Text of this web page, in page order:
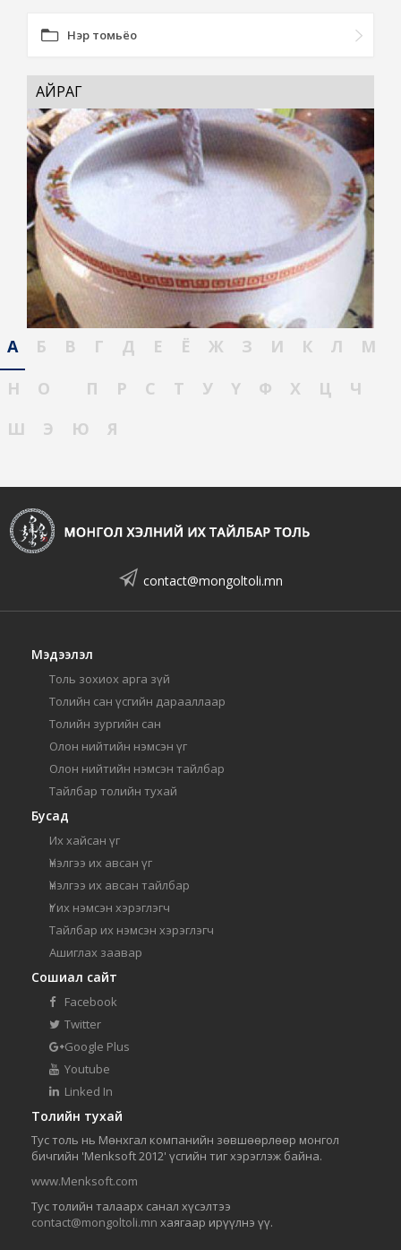
Нэр томьёо
АЙРАГ
А Б В Г Д Е Ё Ж З И К Л
М
Н
О П Р С Т У Ү Ф Х Ц
Ч
Ш
Э Ю Я
contact@mongoltoli.mn
Мэдээлэл
Толь зохиох арга зүй
Толийн сан үсгийн дарааллаар
Толийн зургийн сан
Олон нийтийн нэмсэн үг
Олон нийтийн нэмсэн тайлбар
Тайлбар толийн тухай
Бусад
Их хайсан үг
Үнэлгээ их авсан үг
Үнэлгээ их авсан тайлбар
Үг их нэмсэн хэрэглэгч
Тайлбар их нэмсэн хэрэглэгч
Ашиглах заавар
Сошиал сайт
Facebook
Twitter
Google Plus
Youtube
Linked In
Толийн тухай
Тус толь нь Мөнхгал компанийн зөвшөөрлөөр монгол
бичгийн 'Menksoft 2012' үсгийн тиг хэрэглэж байна.
www.Menksoft.com
Тус толийн талаарх санал хүсэлтээ
contact@mongoltoli.mn хаягаар ирүүлнэ үү.